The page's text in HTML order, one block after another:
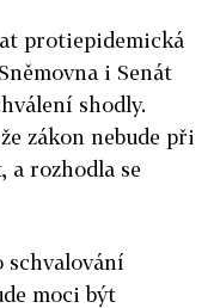
protiepidemická
i Senát
shodly.
zákon nebude při
a rozhodla se
schvalování
moci být